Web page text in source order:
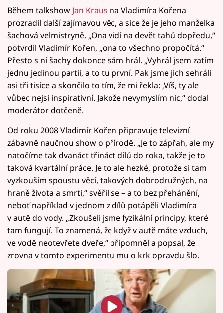
Během talkshow Jan Kraus na Vladimíra Kořena
prozradil další zajímavou věc, a sice že je jeho manželka
šachová velmistryně. „Ona vidí na devět tahů dopředu,“
potvrdil Vladimír Kořen, „ona to všechno propočítá.“
Přesto s ní šachy dokonce sám hrál. „Vyhrál jsem zatím
jednu jedinou partii, a to tu první. Pak jsme jich sehráli
asi tři tisíce a skončilo to tím, že mi řekla: ‚Víš, ty ale
vůbec nejsi inspirativní. Jakože nevymyslím nic,“ dodal
moderátor dotčeně.
Od roku 2008 Vladimír Kořen připravuje televizní
zábavně naučnou show o přírodě. „Je to zápřah, ale my
natočíme tak dvanáct třináct dílů do roka, takže je to
taková kvartální práce. Je to ale hezké, protože si tam
vyzkouším spoustu věcí, takových dobrodružných, na
hraně života a smrti,“ svěřil se – a to bez přehánění,
neboť například v jednom z dílů potápěli Vladimíra
v autě do vody. „Zkoušeli jsme fyzikální principy, které
tam fungují. To znamená, že když v autě máte vzduch,
ve vodě neotevřete dveře,“ připomněl a popsal, že
zrovna v tomto experimentu mu o krk opravdu šlo.